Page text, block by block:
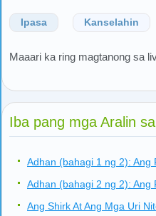
Ipasa Kanselahin
Maaari ka ring magtanong sa
Iba pang mga Aralin
Adhan (bahagi 1 ng 2): Ang
Adhan (bahagi 2 ng 2): Ang
Ang Shirk At Ang Mga Uri